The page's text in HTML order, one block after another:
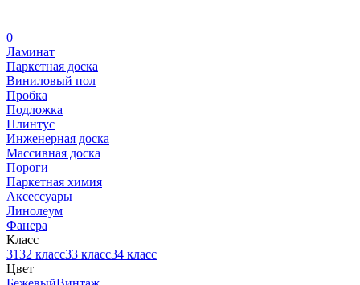
0
Ламинат
Паркетная доска
Виниловый пол
Пробка
Подложка
Плинтус
Инженерная доска
Массивная доска
Пороги
Паркетная химия
Аксессуары
Линолеум
Фанера
Класс
3132 класс33 класс34 класс
Цвет